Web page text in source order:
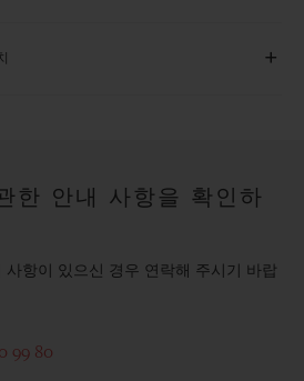
게 결제가 가능하며, 개인정보를 안
+
한 안내 사항을 확인하
사항이 있으신 경우 연락해 주시기 바랍
99 80